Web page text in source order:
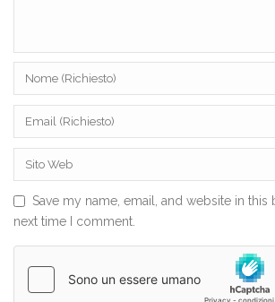
Save my name, email, and website in
next time I comment.